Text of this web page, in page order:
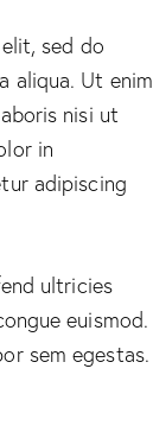
sed do
aliqua. Ut enim
nisi ut
in
adipiscing
ultricies
euismod.
sem egestas.